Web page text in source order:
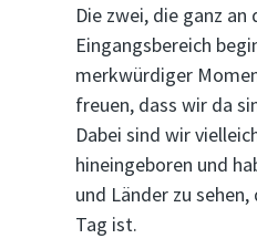
Die zwei, die ganz
Eingangsbereich
merkwürdiger
freuen, dass wir da
Dabei sind wir
hineingeboren und
und Länder zu
Tag ist.